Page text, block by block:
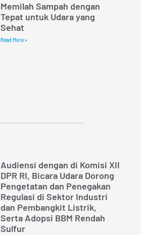
Memilah Sampah dengan
Tepat untuk Udara yang
Sehat
Read More »
Audiensi dengan di Komisi XII
DPR RI, Bicara Udara Dorong
Pengetatan dan Penegakan
Regulasi di Sektor Industri
dan Pembangkit Listrik,
Serta Adopsi BBM Rendah
Sulfur